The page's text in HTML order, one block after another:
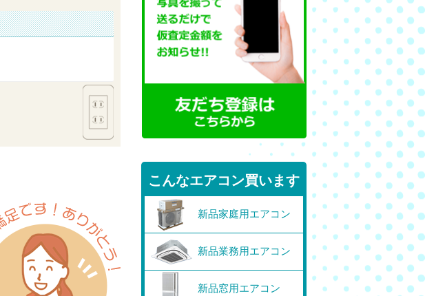
こんなエアコン買います
新品家庭用エアコン
新品業務用エアコン
新品窓用エアコン